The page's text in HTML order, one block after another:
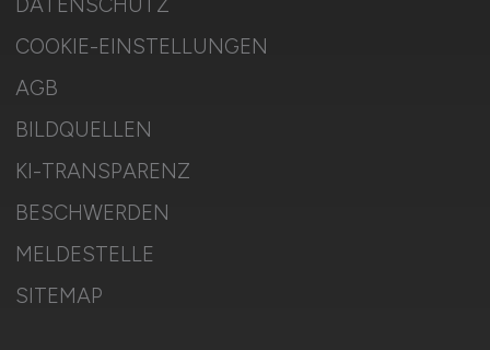
COOKIE-EINSTELLUNGEN
AGB
BILDQUELLEN
KI-TRANSPARENZ
BESCHWERDEN
MELDESTELLE
SITEMAP